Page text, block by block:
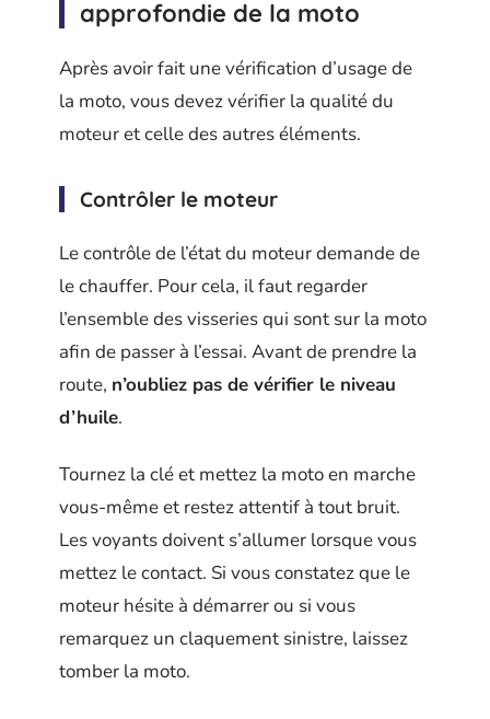
approfondie de la moto
Après avoir fait une vérification d’usage de
la moto, vous devez vérifier la qualité du
moteur et celle des autres éléments.
Contrôler le moteur
Le contrôle de l’état du moteur demande de
le chauffer. Pour cela, il faut regarder
l’ensemble des visseries qui sont sur la moto
afin de passer à l’essai. Avant de prendre la
route, n’oubliez pas de vérifier le niveau
d’huile.
Tournez la clé et mettez la moto en marche
vous-même et restez attentif à tout bruit.
Les voyants doivent s’allumer lorsque vous
mettez le contact. Si vous constatez que le
moteur hésite à démarrer ou si vous
remarquez un claquement sinistre, laissez
tomber la moto.